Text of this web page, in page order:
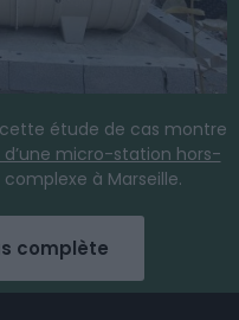
étude de cas montre
d’une micro-station hors-
complexe à Marseille.
complète